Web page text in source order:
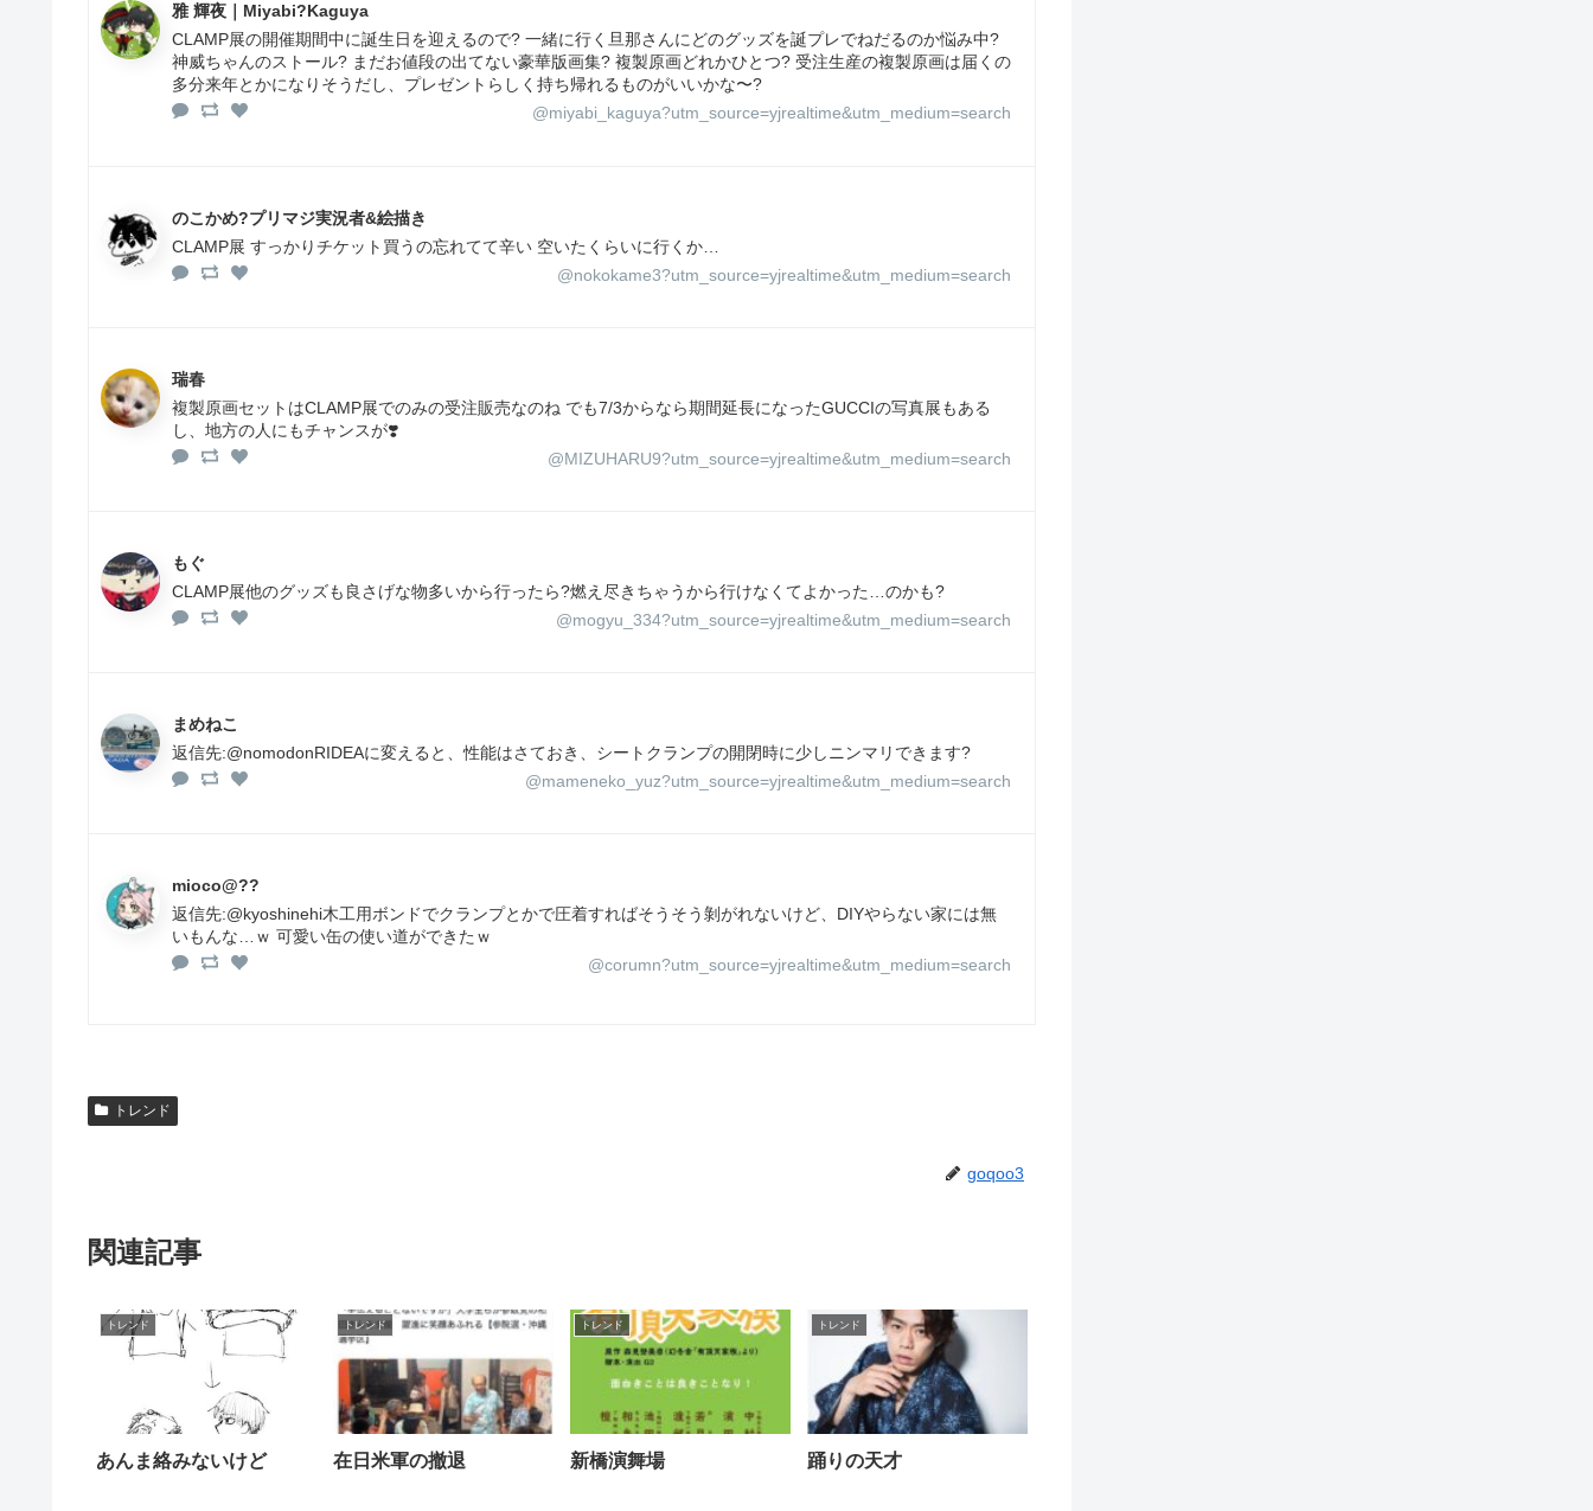
雅 輝夜｜Miyabi?Kaguya
CLAMP展の開催期間中に誕生日を迎えるので? 一緒に行く旦那さんにどのグッズを誕プレでねだるのか悩み中?
神威ちゃんのストール? まだお値段の出てない豪華版画集? 複製原画どれかひとつ? 受注生産の複製原画は届くの
多分来年とかになりそうだし、プレゼントらしく持ち帰れるものがいいかな〜?
@miyabi_kaguya?utm_source=yjrealtime&utm_medium=search
のこかめ?プリマジ実況者&絵描き
CLAMP展 すっかりチケット買うの忘れてて辛い 空いたくらいに行くか…
@nokokame3?utm_source=yjrealtime&utm_medium=search
瑞春
複製原画セットはCLAMP展でのみの受注販売なのね でも7/3からなら期間延長になったGUCCIの写真展もある
し、地方の人にもチャンスが❣️
@MIZUHARU9?utm_source=yjrealtime&utm_medium=search
もぐ
CLAMP展他のグッズも良さげな物多いから行ったら?燃え尽きちゃうから行けなくてよかった…のかも?
@mogyu_334?utm_source=yjrealtime&utm_medium=search
まめねこ
返信先:@nomodonRIDEAに変えると、性能はさておき、シートクランプの開閉時に少しニンマリできます?
@mameneko_yuz?utm_source=yjrealtime&utm_medium=search
mioco@??
返信先:@kyoshinehi木工用ボンドでクランプとかで圧着すればそうそう剝がれないけど、DIYやらない家には無
いもんな…ｗ 可愛い缶の使い道ができたｗ
@corumn?utm_source=yjrealtime&utm_medium=search
トレンド
goqoo3
関連記事
トレンド
あんま絡みないけど
トレンド
在日米軍の撤退
トレンド
新橋演舞場
トレンド
踊りの天才